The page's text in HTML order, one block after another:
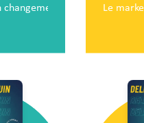
changement de situation
Le